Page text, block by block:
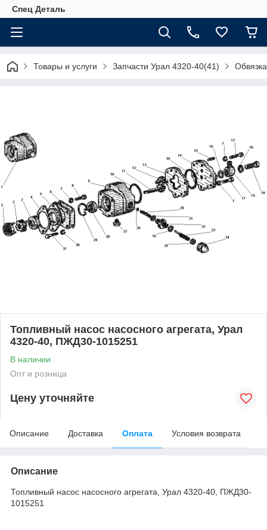
Спец Деталь
Товары и услуги Запчасти Урал 4320-40(41)
Топливный насос насосного агрегата, Урал
4320-40, ПЖД30-1015251
В наличии
Опт и розница
Цену уточняйте
Описание Доставка Оплата Условия возврата
Описание
Топливный насос насосного агрегата, Урал 4320-40, ПЖД30-
1015251